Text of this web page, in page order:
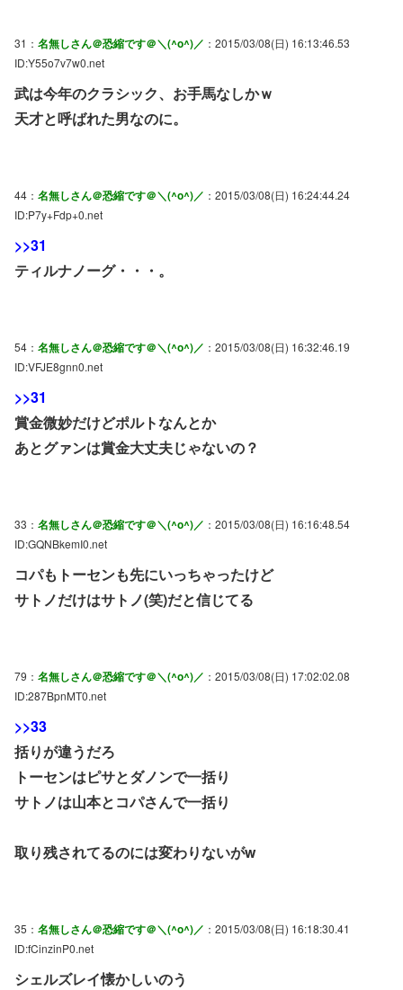
31： 名無しさん＠恐縮です＠＼(^o^)／ ：2015/03/08(日) 16:13:46.53
ID:Y55o7v7w0.net
武は今年のクラシック、お手馬なしかｗ
天才と呼ばれた男なのに。
44： 名無しさん＠恐縮です＠＼(^o^)／ ：2015/03/08(日) 16:24:44.24
ID:P7y+Fdp+0.net
>>31
ティルナノーグ・・・。
54： 名無しさん＠恐縮です＠＼(^o^)／ ：2015/03/08(日) 16:32:46.19
ID:VFJE8gnn0.net
>>31
賞金微妙だけどポルトなんとか
あとグァンは賞金大丈夫じゃないの？
33： 名無しさん＠恐縮です＠＼(^o^)／ ：2015/03/08(日) 16:16:48.54
ID:GQNBkemI0.net
コパもトーセンも先にいっちゃったけど
サトノだけはサトノ(笑)だと信じてる
79： 名無しさん＠恐縮です＠＼(^o^)／ ：2015/03/08(日) 17:02:02.08
ID:287BpnMT0.net
>>33
括りが違うだろ
トーセンはピサとダノンで一括り
サトノは山本とコパさんで一括り
取り残されてるのには変わりないがw
35： 名無しさん＠恐縮です＠＼(^o^)／ ：2015/03/08(日) 16:18:30.41
ID:fCinzinP0.net
シェルズレイ懐かしいのう